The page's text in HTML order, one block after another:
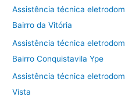
Assistência técnica
Bairro da Vitória
Assistência técnica
Bairro Conquistavila Ype
Assistência técnica
Vista